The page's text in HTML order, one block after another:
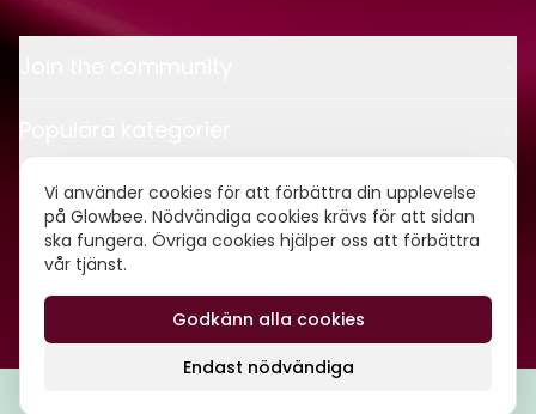
Vi använder cookies för att förbättra din upplevelse
på Glowbee. Nödvändiga cookies krävs för att sidan
ska fungera. Övriga cookies hjälper oss att förbättra
vår tjänst.
Endast nödvändiga
Godkänn alla cookies
Kontakt
Om oss
©2026Glowbee AB • Org.nr: 559540-5837